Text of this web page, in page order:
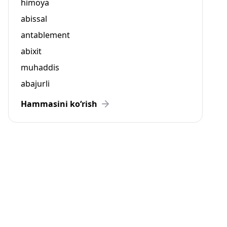
himoya
abissal
antablement
abixit
muhaddis
abajurli
Hammasini ko‘rish